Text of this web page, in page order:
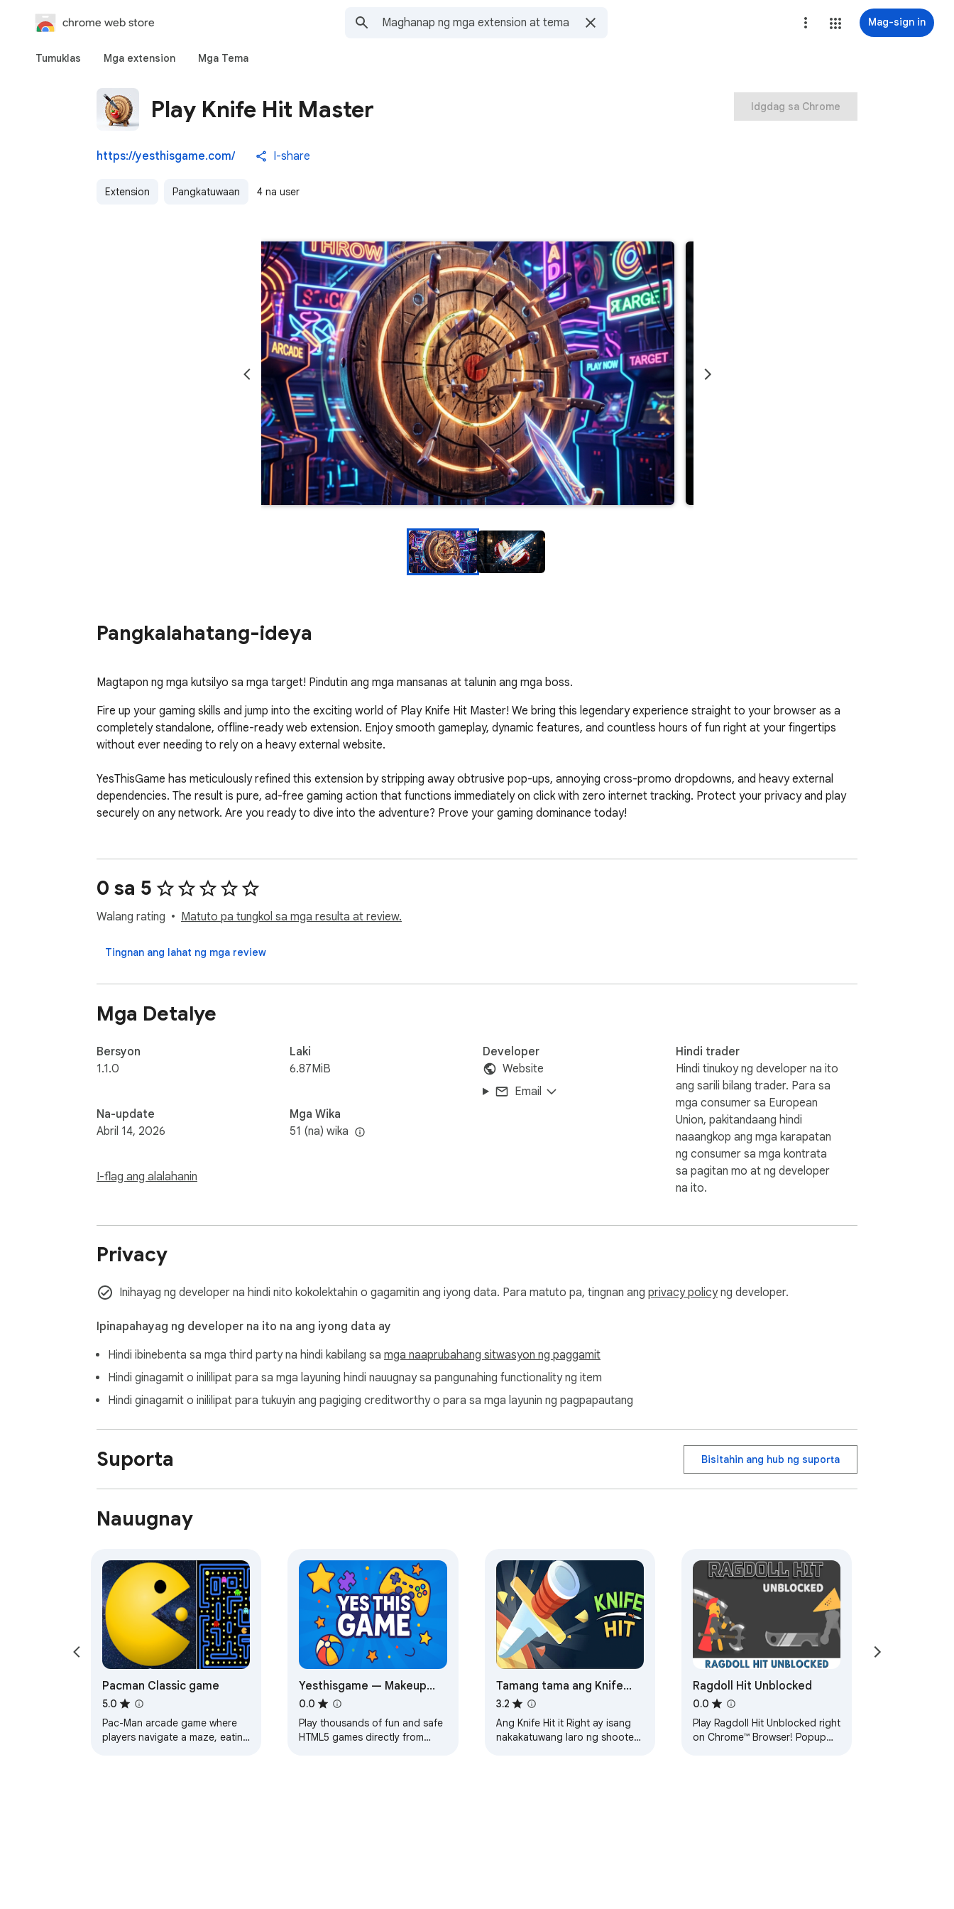
chrome web store Mag-sign in
Tumuklas Mga extension Mga Tema
Play Knife Hit Master
https://yesthisgame.com/ I-share
Extension Pangkatuwaan 4 na user
Idgdag sa Chrome
Pangkalahatang-ideya
Magtapon ng mga kutsilyo sa mga target! Pindutin ang mga mansanas at talunin ang mga boss.
Fire up your gaming skills and jump into the exciting world of Play Knife Hit Master! We bring this legendary experience straight to your browser as a
completely standalone, offline-ready web extension. Enjoy smooth gameplay, dynamic features, and countless hours of fun right at your fingertips
without ever needing to rely on a heavy external website.
YesThisGame has meticulously refined this extension by stripping away obtrusive pop-ups, annoying cross-promo dropdowns, and heavy external
dependencies. The result is pure, ad-free gaming action that functions immediately on click with zero internet tracking. Protect your privacy and play
securely on any network. Are you ready to dive into the adventure? Prove your gaming dominance today!
0 sa 5
Walang rating Matuto pa tungkol sa mga resulta at review.
Tingnan ang lahat ng mga review
Mga Detalye
Bersyon
1.1.0
Na-update
Abril 14, 2026
I-flag ang alalahanin
Laki
6.87MiB
Mga Wika
51 (na) wika
Developer
Website
Email
Hindi trader
Hindi tinukoy ng developer na ito
ang sarili bilang trader. Para sa
mga consumer sa European
Union, pakitandaang hindi
naaangkop ang mga karapatan
ng consumer sa mga kontrata
sa pagitan mo at ng developer
na ito.
Privacy
Inihayag ng developer na hindi nito kokolektahin o gagamitin ang iyong data. Para matuto pa, tingnan ang privacy policyng developer.
Ipinapahayag ng developer na ito na ang iyong data ay
Hindi ibinebenta sa mga third party na hindi kabilang sa mga naaprubahang sitwasyon ng paggamit
Hindi ginagamit o inililipat para sa mga layuning hindi nauugnay sa pangunahing functionality ng item
Hindi ginagamit o inililipat para tukuyin ang pagiging creditworthy o para sa mga layunin ng pagpapautang
Suporta Bisitahin ang hub ng suporta
Nauugnay
Pacman Classic game
5.0
Pac-Man arcade game where
players navigate a maze, eating
Yesthisgame — Makeup
and Dress HTML5 Games
0.0
Play thousands of fun and safe
HTML5 games directly from
Tamang tama ang Knife
Online
3.2
Ang Knife Hit it Right ay isang
nakakatuwang laro ng shooter
Ragdoll Hit Unblocked
0.0
Play Ragdoll Hit Unblocked right
on Chrome™ Browser! Popup